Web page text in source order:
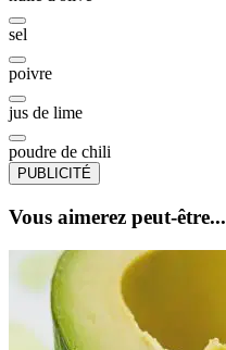
sel
poivre
jus de lime
poudre de chili
PUBLICITÉ
Vous aimerez peut-être...